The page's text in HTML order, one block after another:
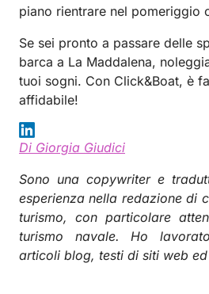
piano rientrare nel pomeriggio
Se sei pronto a passare delle
barca a La Maddalena,
tuoi sogni. Con Click&Boat, è
affidabile!
Di Giorgia Giudici
Sono una copywriter e
esperienza nella redazione di
turismo, con particolare
turismo navale. Ho
articoli blog, testi di siti web